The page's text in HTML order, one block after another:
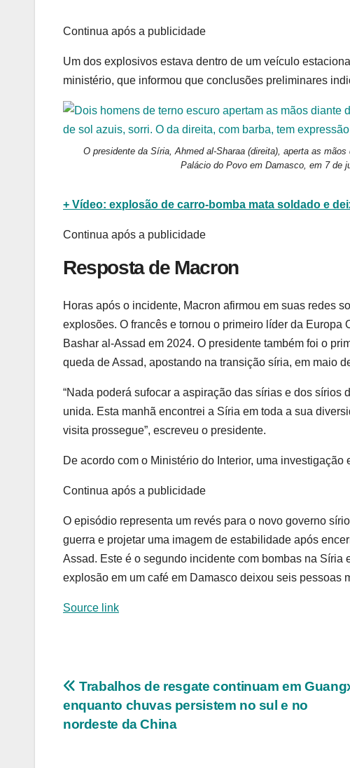
Continua após a publicidade
Um dos explosivos estava dentro de um veículo
ministério, que informou que conclusões preliminares
O presidente da Síria, Ahmed al-Sharaa (direita), aperta as
Palácio do Povo em Damasco, em 7 de
+ Vídeo: explosão de carro-bomba mata soldado e
Continua após a publicidade
Resposta de Macron
Horas após o incidente, Macron afirmou em suas redes
explosões. O francês e tornou o primeiro líder da
Bashar al-Assad em 2024. O presidente também foi o
queda de Assad, apostando na transição síria, em maio
“Nada poderá sufocar a aspiração das sírias e dos
unida. Esta manhã encontrei a Síria em toda a sua
visita prossegue”, escreveu o presidente.
De acordo com o Ministério do Interior, uma
Continua após a publicidade
O episódio representa um revés para o novo governo
guerra e projetar uma imagem de estabilidade após
Assad. Este é o segundo incidente com bombas na
explosão em um café em Damasco deixou seis pessoas
Source link
Navegação
de
Trabalhos de resgate continuam em
enquanto chuvas persistem no sul e no
nordeste da China